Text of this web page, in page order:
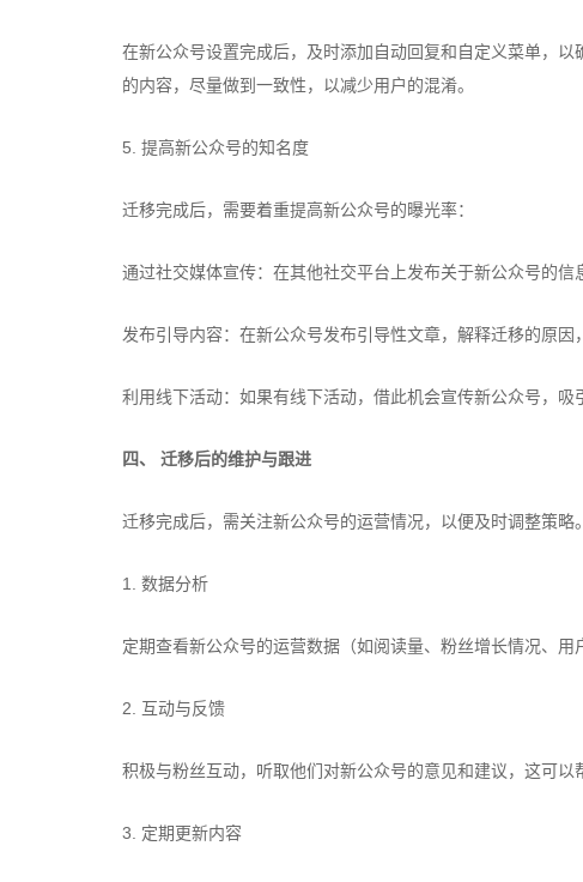
在新公众号设置完成后，及时添加自动回复和自定义菜单，
的内容，尽量做到一致性，以减少用户的混淆。
5. 提高新公众号的知名度
迁移完成后，需要着重提高新公众号的曝光率：
通过社交媒体宣传：在其他社交平台上发布关于新公众号的信
发布引导内容：在新公众号发布引导性文章，解释迁移的原因
利用线下活动：如果有线下活动，借此机会宣传新公众号，吸
四、 迁移后的维护与跟进
迁移完成后，需关注新公众号的运营情况，以便及时调整策略。
1. 数据分析
定期查看新公众号的运营数据（如阅读量、粉丝增长情况、用
2. 互动与反馈
积极与粉丝互动，听取他们对新公众号的意见和建议，这可以
3. 定期更新内容